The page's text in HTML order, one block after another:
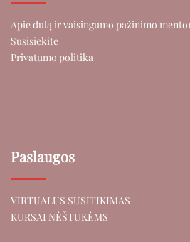
Apie dulą ir vaisingumo pažinimo
Susisiekite
Privatumo politika
Paslaugos
VIRTUALUS SUSITIKIMAS
KURSAI NĖŠTUKĖMS